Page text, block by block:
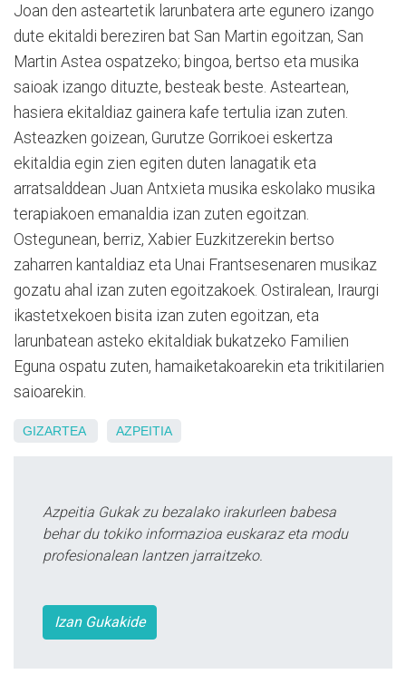
Joan den asteartetik larunbatera arte egunero izango
dute ekitaldi bereziren bat San Martin egoitzan, San
Martin Astea ospatzeko; bingoa, bertso eta musika
saioak izango dituzte, besteak beste. Asteartean,
hasiera ekitaldiaz gainera kafe tertulia izan zuten.
Asteazken goizean, Gurutze Gorrikoei eskertza
ekitaldia egin zien egiten duten lanagatik eta
arratsalddean Juan Antxieta musika eskolako musika
terapiakoen emanaldia izan zuten egoitzan.
Ostegunean, berriz, Xabier Euzkitzerekin bertso
zaharren kantaldiaz eta Unai Frantsesenaren musikaz
gozatu ahal izan zuten egoitzakoek. Ostiralean, Iraurgi
ikastetxekoen bisita izan zuten egoitzan, eta
larunbatean asteko ekitaldiak bukatzeko Familien
Eguna ospatu zuten, hamaiketakoarekin eta trikitilarien
saioarekin.
GIZARTEA AZPEITIA
Azpeitia Gukak zu bezalako irakurleen babesa
behar du tokiko informazioa euskaraz eta modu
profesionalean lantzen jarraitzeko.
Izan Gukakide